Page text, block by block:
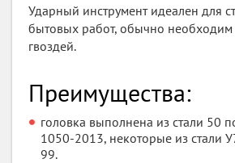
Ударный инструмент идеален для
бытовых работ, обычно необходим
гвоздей.
Преимущества:
головка выполнена из стали 50
1050-2013, некоторые из стали
99.